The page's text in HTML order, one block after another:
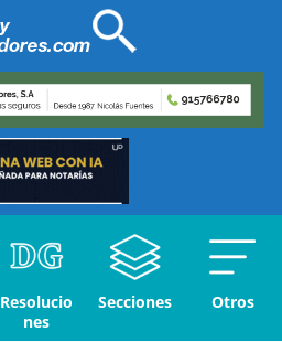
Resolucio
nes
Secciones Otros